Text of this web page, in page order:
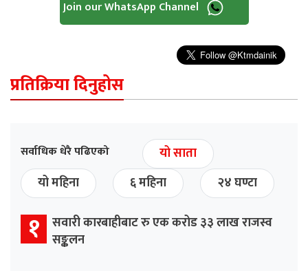
Join our WhatsApp Channel
प्रतिक्रिया दिनुहोस
सर्वाधिक धेरै पढिएको
यो साता
यो महिना
६ महिना २४ घण्टा
१ सवारी कारबाहीबाट रु एक करोड ३३ लाख राजस्व
सङ्कलन